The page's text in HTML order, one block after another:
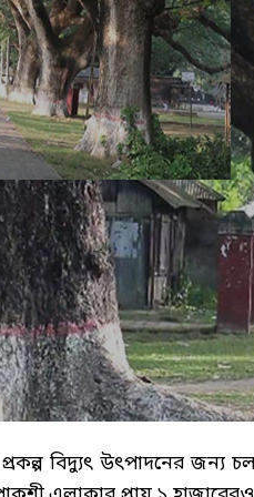
বিদ্যুৎ উৎপাদনের জন্য